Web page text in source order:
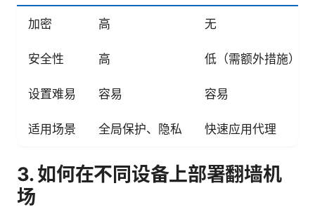
加密 高 无
安全性 高 低（需额外措施）
设置难易 容易 容易
适用场景 全局保护、隐私 快速应用代理
3. 如何在不同设备上部署翻墙机
场